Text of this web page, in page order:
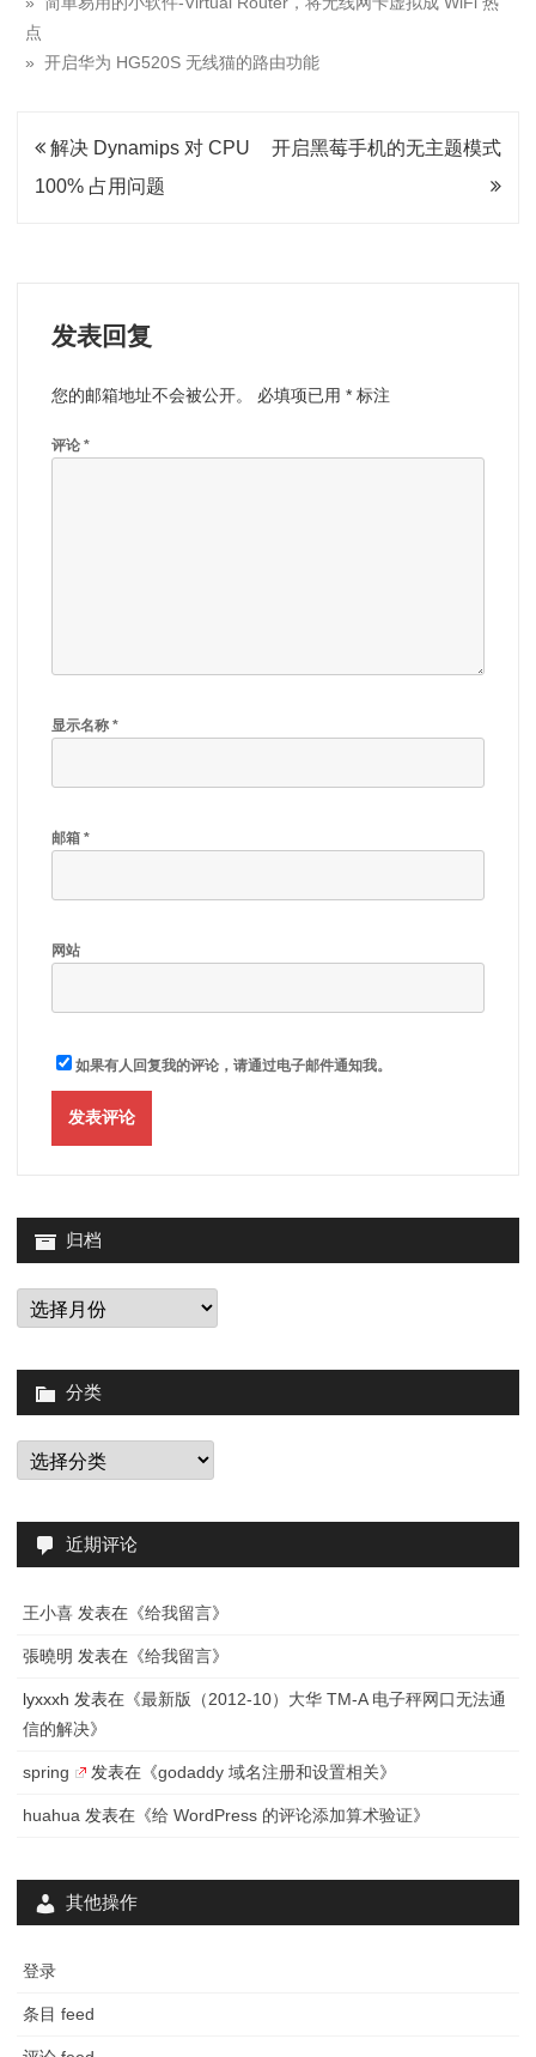
点
» 开启华为 HG520S 无线猫的路由功能
文
章
解决 Dynamips 对 CPU
100% 占用问题
开启黑莓手机的无主题模式
发表回复
您的邮箱地址不会被公开。 必填项已用 * 标注
评论 *
显示名称 *
邮箱 *
网站
如果有人回复我的评论，请通过电子邮件通知我。
归档
归
档
分类
分
类
近期评论
王小喜 发表在《给我留言》
張曉明 发表在《给我留言》
lyxxxh 发表在《最新版（2012-10）大华 TM-A 电子秤网口无法通
信的解决》
spring 发表在《godaddy 域名注册和设置相关》
huahua 发表在《给 WordPress 的评论添加算术验证》
其他操作
登录
条目 feed